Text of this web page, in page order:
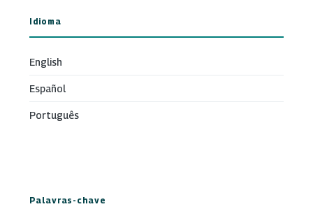
Idioma
English
Español
Português
Palavras-chave